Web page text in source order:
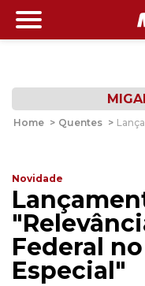
Home > Quentes >
Novidade
Federal
Especial"